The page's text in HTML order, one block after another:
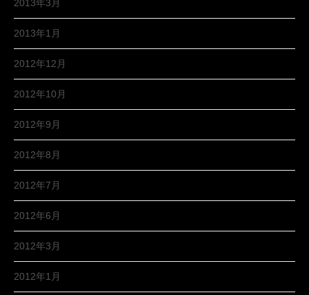
2013年3月
2013年1月
2012年12月
2012年10月
2012年9月
2012年8月
2012年7月
2012年6月
2012年3月
2012年1月